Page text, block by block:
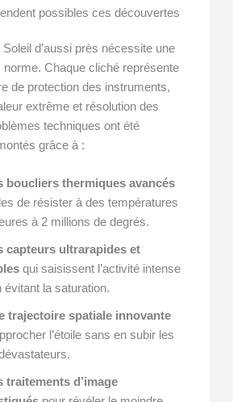
possibles ces découvertes
d’aussi près nécessite une
norme. Chaque cliché représente
de protection des instruments,
extrême et résolution des
techniques ont été
grâce à :
boucliers thermiques avancés
de résister à des températures
à 2 millions de degrés.
capteurs ultrarapides et
qui saisissent l’activité intense
évitant la saturation.
trajectoire spatiale innovante
l’étoile sans en subir les
traitements d’image